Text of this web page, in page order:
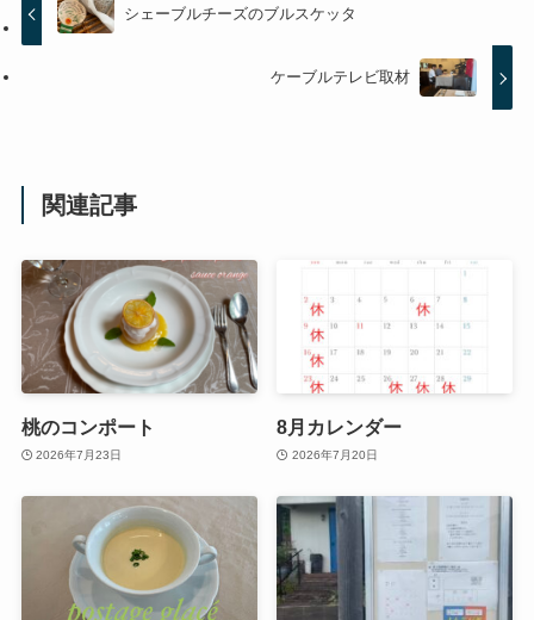
シェーブルチーズのブルスケッタ
ケーブルテレビ取材
関連記事
桃のコンポート
2026年7月23日
8月カレンダー
2026年7月20日